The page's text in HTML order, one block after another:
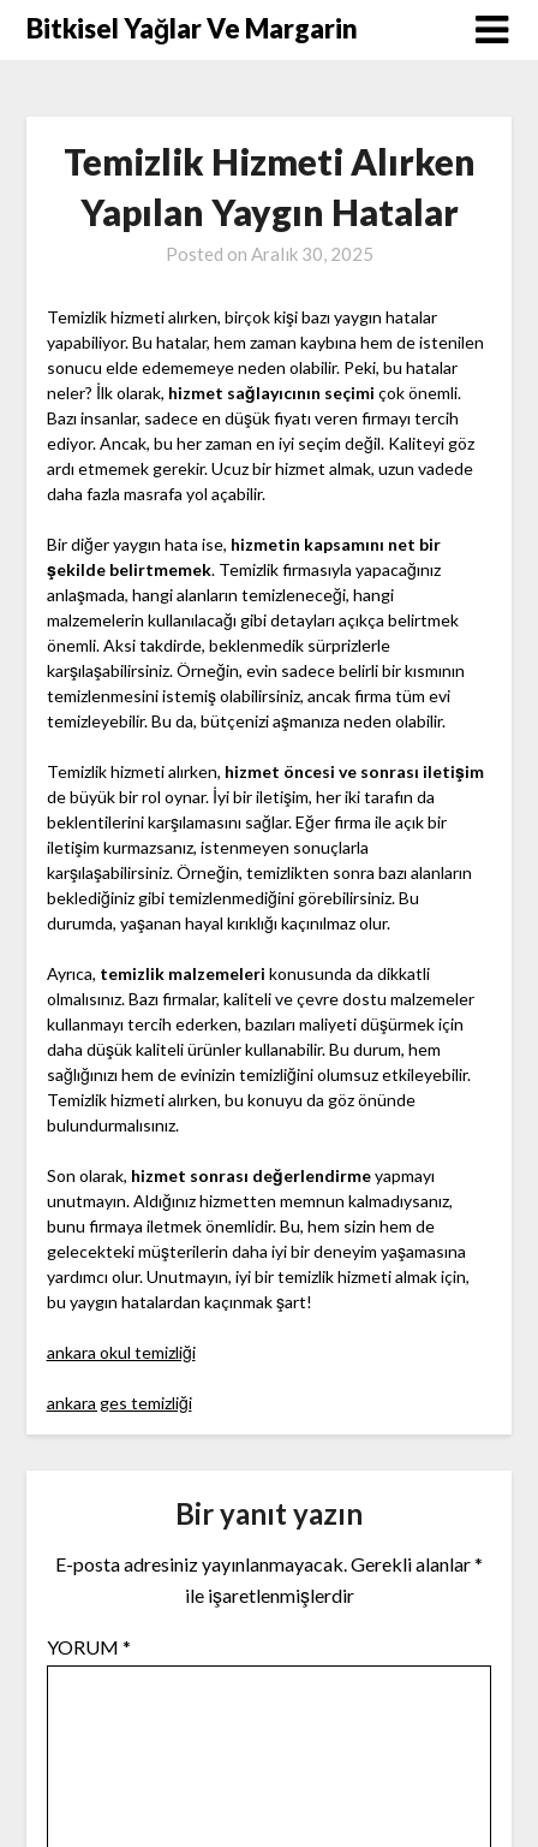
SkipBitkisel Yağlar Ve Margarin
Temizlik Hizmeti Alırken
Yapılan Yaygın Hatalar
Posted on Aralık 30, 2025
Temizlik hizmeti alırken, birçok kişi bazı yaygın hatalar
yapabiliyor. Bu hatalar, hem zaman kaybına hem de istenilen
sonucu elde edememeye neden olabilir. Peki, bu hatalar
neler? İlk olarak, hizmet sağlayıcının seçimi çok önemli.
Bazı insanlar, sadece en düşük fiyatı veren firmayı tercih
ediyor. Ancak, bu her zaman en iyi seçim değil. Kaliteyi göz
ardı etmemek gerekir. Ucuz bir hizmet almak, uzun vadede
daha fazla masrafa yol açabilir.
Bir diğer yaygın hata ise, hizmetin kapsamını net bir
şekilde belirtmemek. Temizlik firmasıyla yapacağınız
anlaşmada, hangi alanların temizleneceği, hangi
malzemelerin kullanılacağı gibi detayları açıkça belirtmek
önemli. Aksi takdirde, beklenmedik sürprizlerle
karşılaşabilirsiniz. Örneğin, evin sadece belirli bir kısmının
temizlenmesini istemiş olabilirsiniz, ancak firma tüm evi
temizleyebilir. Bu da, bütçenizi aşmanıza neden olabilir.
Temizlik hizmeti alırken, hizmet öncesi ve sonrası iletişim
de büyük bir rol oynar. İyi bir iletişim, her iki tarafın da
beklentilerini karşılamasını sağlar. Eğer firma ile açık bir
iletişim kurmazsanız, istenmeyen sonuçlarla
karşılaşabilirsiniz. Örneğin, temizlikten sonra bazı alanların
beklediğiniz gibi temizlenmediğini görebilirsiniz. Bu
durumda, yaşanan hayal kırıklığı kaçınılmaz olur.
Ayrıca, temizlik malzemeleri konusunda da dikkatli
olmalısınız. Bazı firmalar, kaliteli ve çevre dostu malzemeler
kullanmayı tercih ederken, bazıları maliyeti düşürmek için
daha düşük kaliteli ürünler kullanabilir. Bu durum, hem
sağlığınızı hem de evinizin temizliğini olumsuz etkileyebilir.
Temizlik hizmeti alırken, bu konuyu da göz önünde
bulundurmalısınız.
Son olarak, hizmet sonrası değerlendirmeyapmayı
unutmayın. Aldığınız hizmetten memnun kalmadıysanız,
bunu firmaya iletmek önemlidir. Bu, hem sizin hem de
gelecekteki müşterilerin daha iyi bir deneyim yaşamasına
yardımcı olur. Unutmayın, iyi bir temizlik hizmeti almak için,
bu yaygın hatalardan kaçınmak şart!
ankara okul temizliği
ankara ges temizliği
Bir yanıt yazın
E-posta adresiniz yayınlanmayacak.Gerekli alanlar*
ile işaretlenmişlerdir
YORUM *